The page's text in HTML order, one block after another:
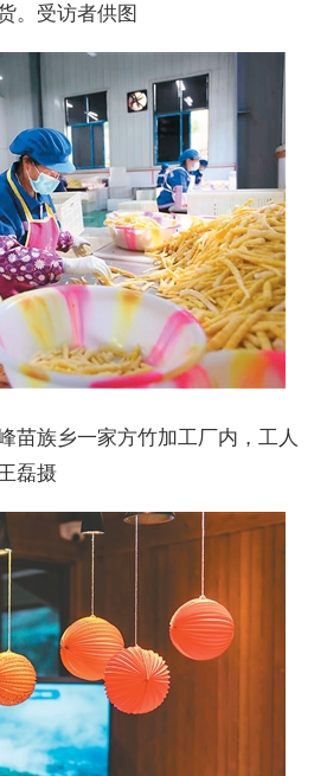
。受访者供图
苗族乡一家方竹加工厂内，工人
磊摄